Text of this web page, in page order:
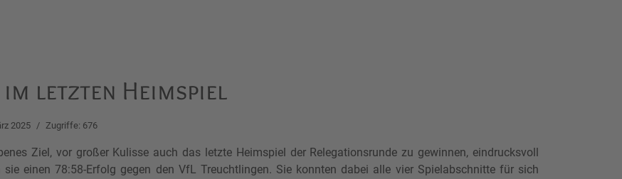
letzten Heimspiel
2025 Zugriffe: 676
Ziel, vor großer Kulisse auch das letzte Heimspiel der Relegationsrunde zu gewinnen, eindrucksvoll
einen 78:58-Erfolg gegen den VfL Treuchtlingen. Sie konnten dabei alle vier Spielabschnitte für sich